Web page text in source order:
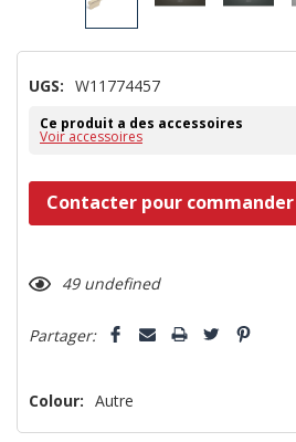
UGS: W11774457
Ce produit a des accessoires
Voir accessoires
Dépêchez-
vous!
n’en
plus
Contacter pour commander
49 undefined
Partager:
Colour: Autre